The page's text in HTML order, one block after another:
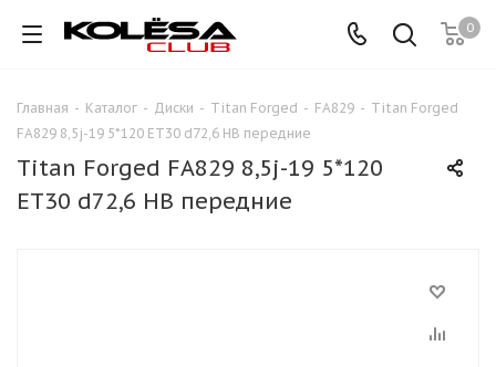
0
Главная - Каталог - Диски - Titan Forged - FA829 - Titan Forged
FA829 8,5j-19 5*120 ET30 d72,6 HB передние
Titan Forged FA829 8,5j-19 5*120
ET30 d72,6 HB передние